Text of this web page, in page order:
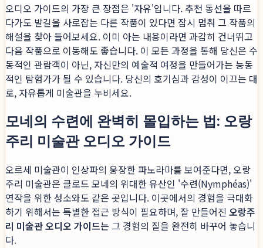
오디오 가이드의 가장 큰 장점은 '자유'입니다. 추천 동선을 따르
다가도 발길을 사로잡는 다른 작품이 있다면 잠시 멈춰 그 작품의
해설을 찾아 들어보세요. 이미 아는 내용이라면 과감히 건너뛰고
다음 작품으로 이동해도 좋습니다. 이 모든 과정을 통해 당신은 수
동적인 관람객이 아닌, 자신만의 예술적 여정을 만들어가는 능동
적인 탐험가가 될 수 있습니다. 당신의 호기심과 감성이 이끄는 대
로, 자유롭게 미술관을 누비세요.
모네의 수련에 완벽히 몰입하는 법: 오랑
주리 미술관 오디오 가이드
오르세 미술관이 인상파의 웅장한 파노라마를 보여준다면, 오랑
주리 미술관은 클로드 모네의 위대한 유산인 '수련(Nymphéas)'
연작을 위한 성소와도 같은 곳입니다. 이곳에서의 경험을 극대화
하기 위해서는 특별한 접근 방식이 필요하며, 잘 만들어진 오랑주
리 미술관 오디오 가이드는 그 경험의 질을 완전히 바꾸어 놓습니
다.